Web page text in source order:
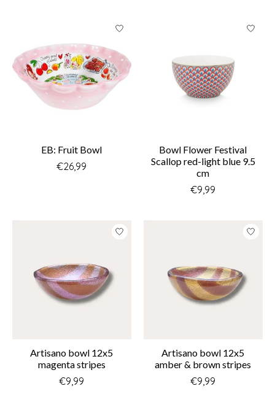
EB: Fruit Bowl
€26,99
Bowl Flower Festival
Scallop red-light blue 9.5
cm
€9,99
Artisano bowl 12x5
magenta stripes
€9,99
Artisano bowl 12x5
amber & brown stripes
€9,99